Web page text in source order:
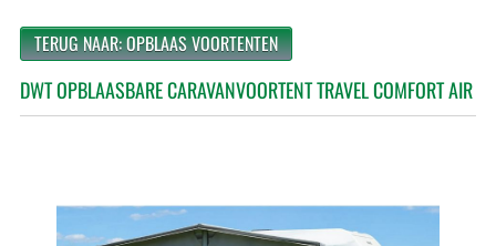
TERUG NAAR: OPBLAAS VOORTENTEN
DWT OPBLAASBARE CARAVANVOORTENT TRAVEL COMFORT AIR